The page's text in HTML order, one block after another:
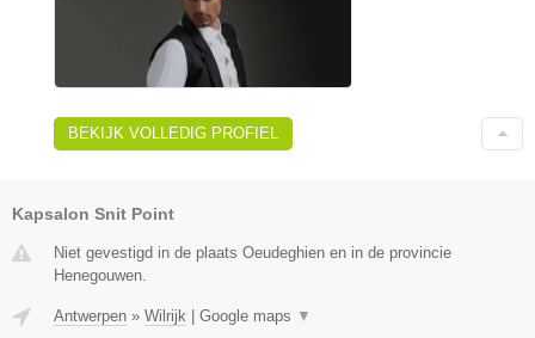
BEKIJK VOLLEDIG PROFIEL
Kapsalon Snit Point
Niet gevestigd in de plaats Oeudeghien en in de provincie
Henegouwen.
Antwerpen » Wilrijk | Google maps ▼